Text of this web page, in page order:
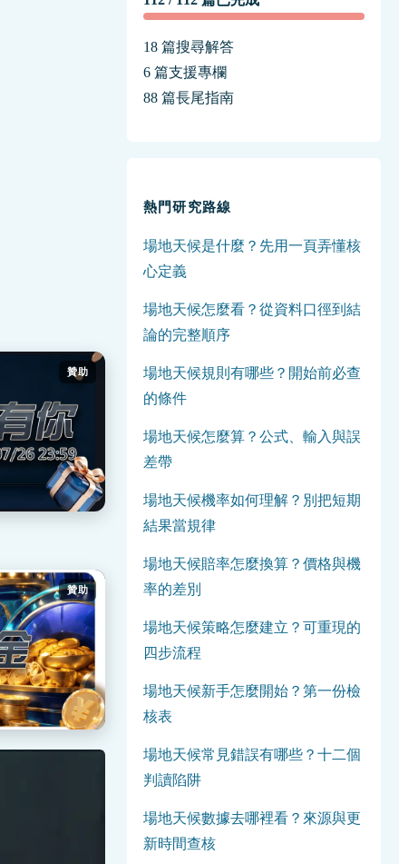
贊助
贊助
18 篇搜尋解答
6 篇支援專欄
88 篇長尾指南
熱門研究路線
場地天候是什麼？先用一頁弄懂核
心定義
場地天候怎麼看？從資料口徑到結
論的完整順序
場地天候規則有哪些？開始前必查
的條件
場地天候怎麼算？公式、輸入與誤
差帶
場地天候機率如何理解？別把短期
結果當規律
場地天候賠率怎麼換算？價格與機
率的差別
場地天候策略怎麼建立？可重現的
四步流程
場地天候新手怎麼開始？第一份檢
核表
場地天候常見錯誤有哪些？十二個
判讀陷阱
場地天候數據去哪裡看？來源與更
新時間查核